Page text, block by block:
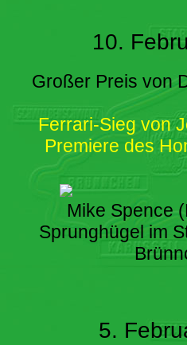
10.
Großer Preis von
Ferrari-Sieg von
Premiere des
Mike Spence
Sprunghügel im
5.